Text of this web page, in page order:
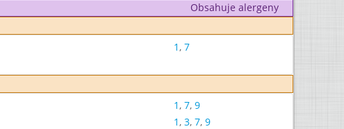
Obsahuje alergeny
1, 7
1, 7, 9
1, 3, 7, 9